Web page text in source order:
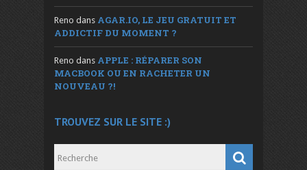
Reno dans AGAR.IO, LE JEU GRATUIT ET
ADDICTIF DU MOMENT ?
Reno dans APPLE : RÉPARER SON
MACBOOK OU EN RACHETER UN
NOUVEAU ?!
TROUVEZ SUR LE SITE :)